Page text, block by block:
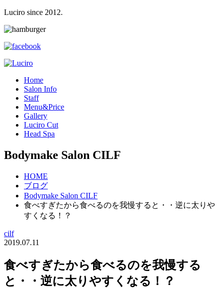
Luciro since 2012.
Home
Salon Info
Staff
Menu&Price
Gallery
Luciro Cut
Head Spa
Bodymake Salon CILF
HOME
ブログ
Bodymake Salon CILF
食べすぎたから食べるのを我慢すると・・逆に太りや
すくなる！？
cilf
2019.07.11
食べすぎたから食べるのを我慢する
と・・逆に太りやすくなる！？